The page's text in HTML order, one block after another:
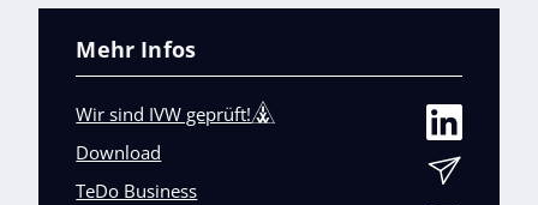
Mehr Infos
Wir sind IVW geprüft!
Download
TeDo Business